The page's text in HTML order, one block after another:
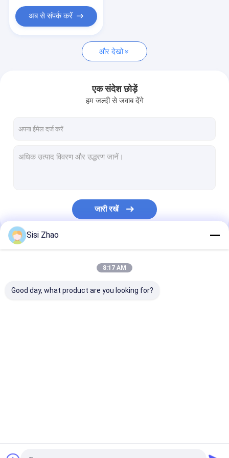
अब से संपर्क करें
और देखो
एक संदेश छोड़ें
हम जल्दी से जवाब देंगे
जारी रखें
हमारी श्रेणियाँ
Sisi Zhao
8:17 AM
Good day, what product are you looking for?